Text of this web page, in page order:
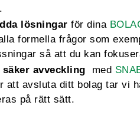
lösningar för dina
formella frågor som
så att du kan
avveckling med
att avsluta ditt bolag tar vi
på rätt sätt.